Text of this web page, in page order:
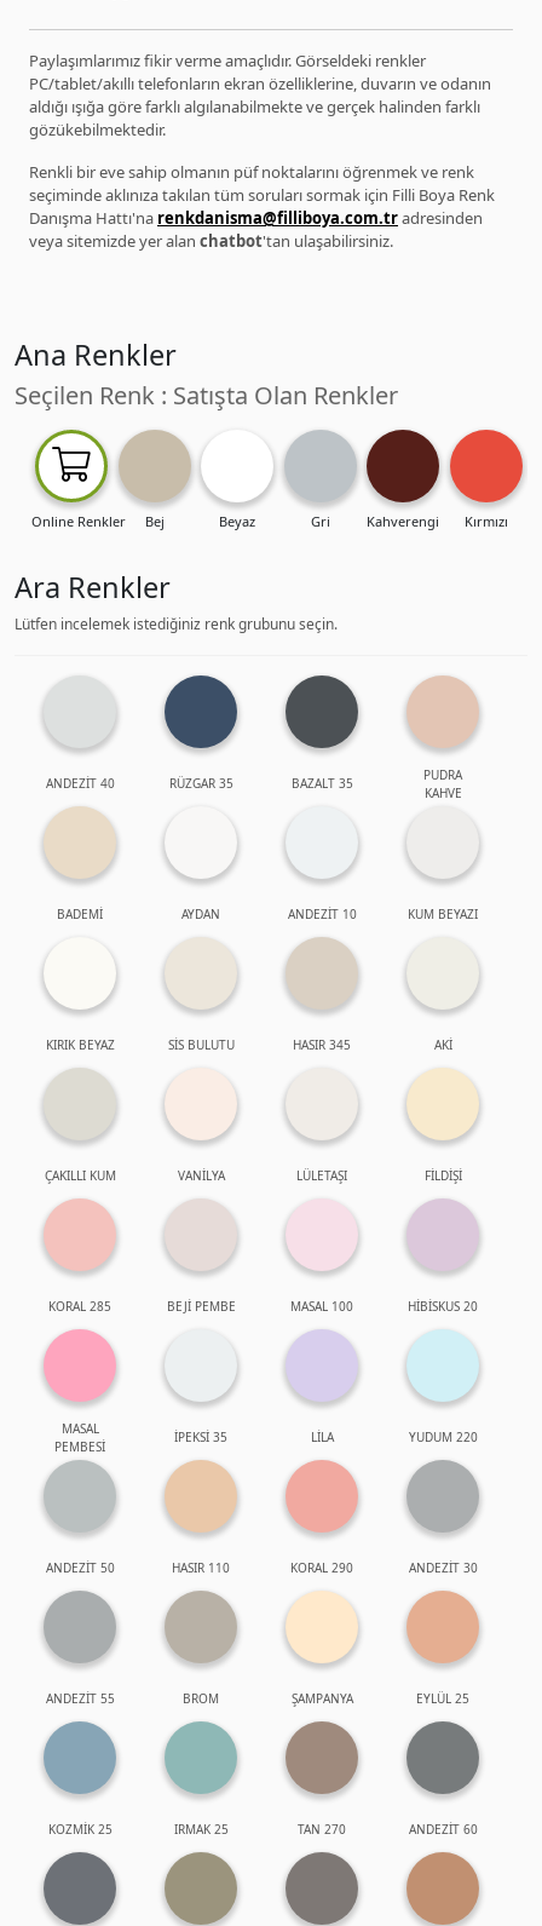
Paylaşımlarımız fikir verme amaçlıdır. Görseldeki renkler
PC/tablet/akıllı telefonların ekran özelliklerine, duvarın ve odanın
aldığı ışığa göre farklı algılanabilmekte ve gerçek halinden farklı
gözükebilmektedir.
Renkli bir eve sahip olmanın püf noktalarını öğrenmek ve renk
seçiminde aklınıza takılan tüm soruları sormak için Filli Boya Renk
Danışma Hattı'na renkdanisma@filliboya.com.tradresinden
veya sitemizde yer alan chatbot'tan ulaşabilirsiniz.
Ana Renkler
Seçilen Renk : Satışta Olan Renkler
Online Renkler Bej Beyaz Gri Kahverengi Kırmızı
Ara Renkler
Lütfen incelemek istediğiniz renk grubunu seçin.
ANDEZİT 40 RÜZGAR 35 BAZALT 35
PUDRA
KAHVE
BADEMİ AYDAN ANDEZİT 10 KUM BEYAZI
KIRIK BEYAZ SİS BULUTU HASIR 345 AKİ
ÇAKILLI KUM VANİLYA LÜLETAŞI FİLDİŞİ
KORAL 285 BEJİ PEMBE MASAL 100 HİBİSKUS 20
MASAL
PEMBESİ
İPEKSİ 35 LİLA YUDUM 220
ANDEZİT 50 HASIR 110 KORAL 290 ANDEZİT 30
ANDEZİT 55 BROM ŞAMPANYA EYLÜL 25
KOZMİK 25 IRMAK 25 TAN 270 ANDEZİT 60